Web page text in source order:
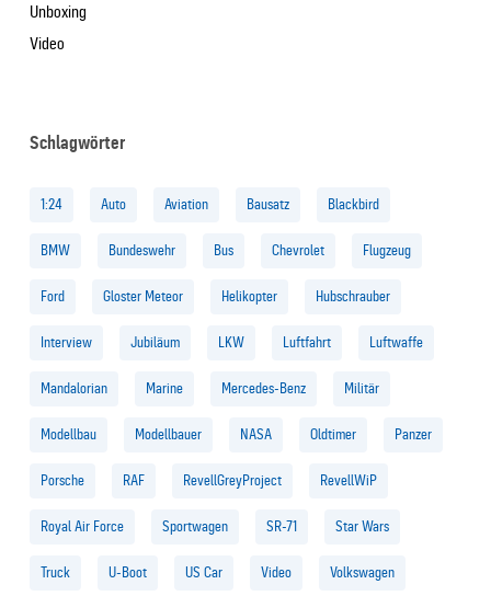
Unboxing
Video
Schlagwörter
1:24 Auto Aviation Bausatz Blackbird
BMW Bundeswehr Bus Chevrolet Flugzeug
Ford Gloster Meteor Helikopter Hubschrauber
Interview Jubiläum LKW Luftfahrt Luftwaffe
Mandalorian Marine Mercedes-Benz Militär
Modellbau Modellbauer NASA Oldtimer Panzer
Porsche RAF RevellGreyProject RevellWiP
Royal Air Force Sportwagen SR-71 Star Wars
Truck U-Boot US Car Video Volkswagen